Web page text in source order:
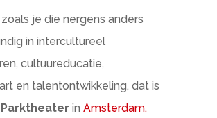
je die nergens anders
in intercultureel
cultuureducatie,
en talentontwikkeling, dat is
in Amsterdam.